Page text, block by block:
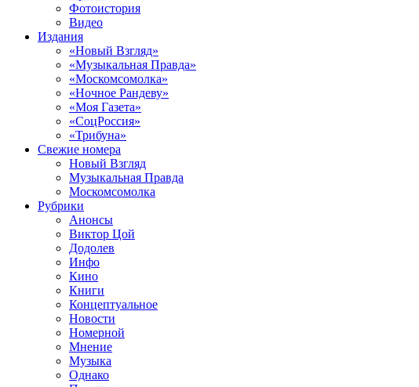
Фотоистория
Видео
Издания
«Новый Взгляд»
«Музыкальная Правда»
«Москомсомолка»
«Ночное Рандеву»
«Моя Газета»
«СоцРоссия»
«Трибуна»
Свежие номера
Новый Взгляд
Музыкальная Правда
Москомсомолка
Рубрики
Анонсы
Виктор Цой
Додолев
Инфо
Кино
Книги
Концептуальное
Новости
Номерной
Мнение
Музыка
Однако